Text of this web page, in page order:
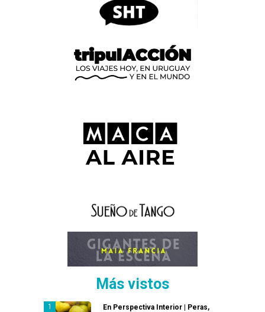
Más vistos
En Perspectiva Interior | Peras,